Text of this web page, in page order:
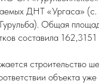
ДНТ «Ургаса»
Общая
составила 162,3151
строительство
объекта